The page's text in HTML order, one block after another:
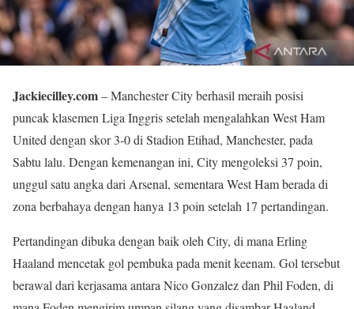
Jackiecilley.com– Manchester City berhasil meraih posisi
puncak klasemen Liga Inggris setelah mengalahkan West Ham
United dengan skor 3-0 di Stadion Etihad, Manchester, pada
Sabtu lalu. Dengan kemenangan ini, City mengoleksi 37 poin,
unggul satu angka dari Arsenal, sementara West Ham berada di
zona berbahaya dengan hanya 13 poin setelah 17 pertandingan.
Pertandingan dibuka dengan baik oleh City, di mana Erling
Haaland mencetak gol pembuka pada menit keenam. Gol tersebut
berawal dari kerjasama antara Nico Gonzalez dan Phil Foden, di